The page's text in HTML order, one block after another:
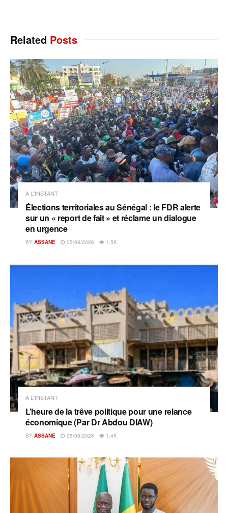
Related Posts
A L'INSTANT
Élections territoriales au Sénégal : le FDR alerte
sur un « report de fait » et réclame un dialogue
en urgence
BY ASSANE 05/08/2026 1.5K
A L'INSTANT
L’heure de la trêve politique pour une relance
économique (Par Dr Abdou DIAW)
BY ASSANE 05/08/2026 1.4K